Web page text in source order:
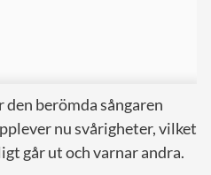
berömda sångaren
nu svårigheter, vilket
går ut och varnar andra.